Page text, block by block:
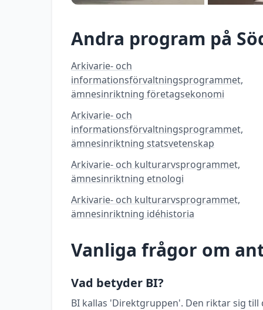
Andra program på
Arkivarie- och
informationsförvaltningsprogrammet,
ämnesinriktning företagsekonomi
Arkivarie- och
informationsförvaltningsprogrammet,
ämnesinriktning statsvetenskap
Arkivarie- och kulturarvsprogrammet,
ämnesinriktning etnologi
Arkivarie- och kulturarvsprogrammet,
ämnesinriktning idéhistoria
Vanliga frågor om
Vad betyder BI?
BI kallas 'Direktgruppen'. Den riktar sig